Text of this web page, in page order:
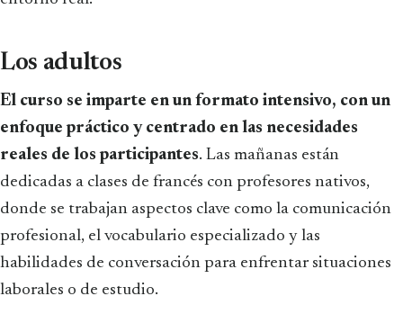
Los adultos
El curso se imparte en un formato intensivo, con un
enfoque práctico y centrado en las necesidades
reales de los participantes. Las mañanas están
dedicadas a clases de francés con profesores nativos,
donde se trabajan aspectos clave como la comunicación
profesional, el vocabulario especializado y las
habilidades de conversación para enfrentar situaciones
laborales o de estudio.